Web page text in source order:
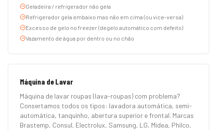
Geladeira / refrigerador não gela
Refrigerador gela embaixo mas não em cima (ou vice-versa)
Excesso de gelo no freezer (degelo automático com defeito)
Vazamento de água por dentro ou no chão
Máquina de Lavar
Máquina de lavar roupas (lava-roupas) com problema?
Consertamos todos os tipos: lavadora automática, semi-
automática, tanquinho, abertura superior e frontal. Marcas
Brastemp, Consul, Electrolux, Samsung, LG, Midea, Philco,